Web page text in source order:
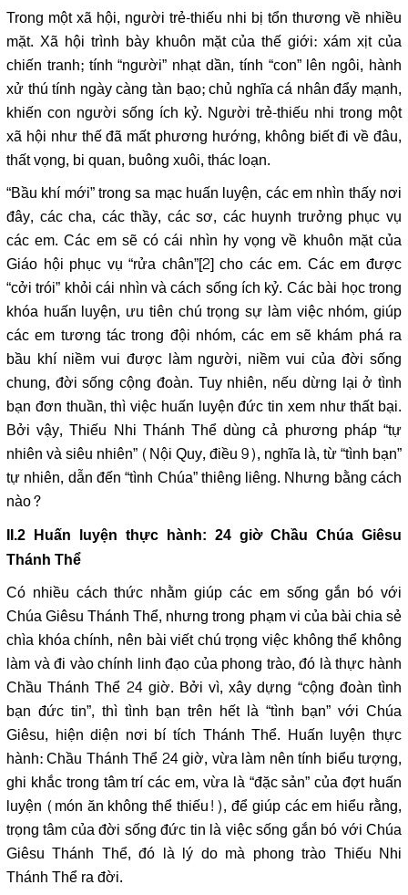
Trong một xã hội, người trẻ-thiếu nhi bị tổn thương về nhiều
mặt. Xã hội trình bày khuôn mặt của thế giới: xám xịt của
chiến tranh; tính “người” nhạt dần, tính “con” lên ngôi, hành
xử thú tính ngày càng tàn bạo; chủ nghĩa cá nhân đẩy mạnh,
khiến con người sống ích kỷ. Người trẻ-thiếu nhi trong một
xã hội như thế đã mất phương hướng, không biết đi về đâu,
thất vọng, bi quan, buông xuôi, thác loạn.
“Bầu khí mới” trong sa mạc huấn luyện, các em nhìn thấy nơi
đây, các cha, các thầy, các sơ, các huynh trưởng phục vụ
các em. Các em sẽ có cái nhìn hy vọng về khuôn mặt của
Giáo hội phục vụ “rửa chân”[2]cho các em. Các em được
“cởi trói” khỏi cái nhìn và cách sống ích kỷ. Các bài học trong
khóa huấn luyện, ưu tiên chú trọng sự làm việc nhóm, giúp
các em tương tác trong đội nhóm, các em sẽ khám phá ra
bầu khí niềm vui được làm người, niềm vui của đời sống
chung, đời sống cộng đoàn. Tuy nhiên, nếu dừng lại ở tình
bạn đơn thuần, thì việc huấn luyện đức tin xem như thất bại.
Bởi vậy, Thiếu Nhi Thánh Thể dùng cả phương pháp “tự
nhiên và siêu nhiên” (Nội Quy, điều 9), nghĩa là, từ “tình bạn”
tự nhiên, dẫn đến “tình Chúa” thiêng liêng. Nhưng bằng cách
nào?
II.2 Huấn luyện thực hành: 24 giờ Chầu Chúa Giêsu
Thánh Thể
Có nhiều cách thức nhằm giúp các em sống gắn bó với
Chúa Giêsu Thánh Thể, nhưng trong phạm vi của bài chia sẻ
chìa khóa chính, nên bài viết chú trọng việc không thể không
làm và đi vào chính linh đạo của phong trào, đó là thực hành
Chầu Thánh Thể 24 giờ. Bởi vì, xây dựng “cộng đoàn tình
bạn đức tin”, thì tình bạn trên hết là “tình bạn” với Chúa
Giêsu, hiện diện nơi bí tích Thánh Thể. Huấn luyện thực
hành: Chầu Thánh Thể 24 giờ, vừa làm nên tính biểu tượng,
ghi khắc trong tâm trí các em, vừa là “đặc sản” của đợt huấn
luyện (món ăn không thể thiếu!), để giúp các em hiểu rằng,
trọng tâm của đời sống đức tin là việc sống gắn bó với Chúa
Giêsu Thánh Thể, đó là lý do mà phong trào Thiếu Nhi
Thánh Thể ra đời.